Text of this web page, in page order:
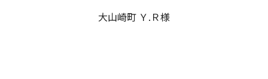
大山崎町 Ｙ.Ｒ様